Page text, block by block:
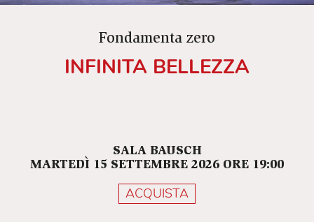
Fondamenta zero
INFINITA BELLEZZA
SALA BAUSCH
MARTEDÌ 15 SETTEMBRE 2026 ORE 19:00
ACQUISTA